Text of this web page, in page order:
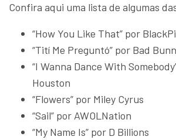
Confira aqui uma lista de algumas
“How You Like That” por
“Tití Me Preguntó” por Bad
“I Wanna Dance With
Houston
“Flowers” por Miley Cyrus
“Sail” por AWOLNation
“My Name Is” por D Billions